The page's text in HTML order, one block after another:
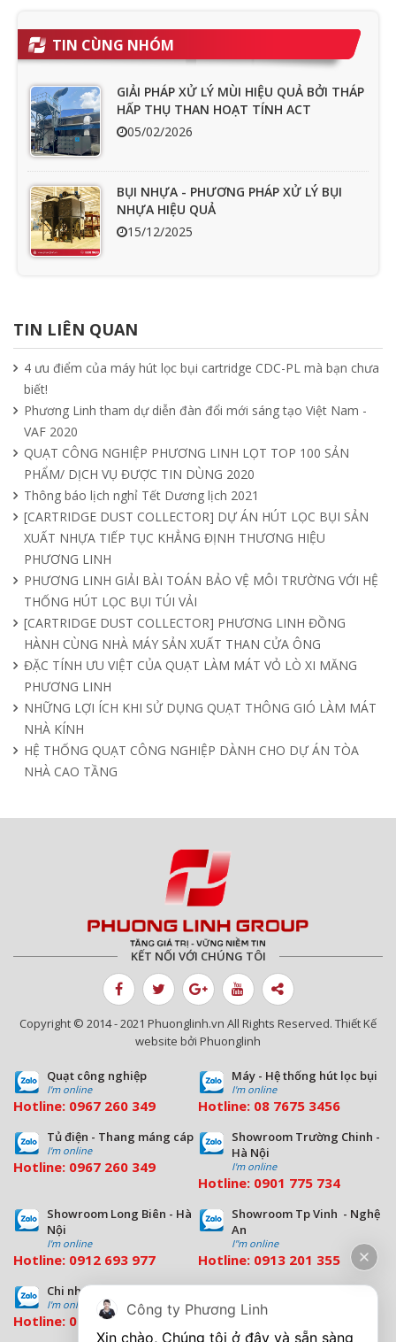
TIN CÙNG NHÓM
GIẢI PHÁP XỬ LÝ MÙI HIỆU QUẢ BỞI THÁP
HẤP THỤ THAN HOẠT TÍNH ACT
05/02/2026
BỤI NHỰA - PHƯƠNG PHÁP XỬ LÝ BỤI
NHỰA HIỆU QUẢ
15/12/2025
15/04/2025
11/04/2025
Quạt nồi hơi công nghiệp và cách phân
loại theo mục đích sử dụng chuẩn nhất
04/04/2025
TIN LIÊN QUAN
4 ưu điểm của máy hút lọc bụi cartridge CDC-PL mà bạn chưa
biết!
Phương Linh tham dự diễn đàn đổi mới sáng tạo Việt Nam -
VAF 2020
QUẠT CÔNG NGHIỆP PHƯƠNG LINH LỌT TOP 100 SẢN
PHẨM/ DỊCH VỤ ĐƯỢC TIN DÙNG 2020
Thông báo lịch nghỉ Tết Dương lịch 2021
[CARTRIDGE DUST COLLECTOR] DỰ ÁN HÚT LỌC BỤI SẢN
XUẤT NHỰA TIẾP TỤC KHẲNG ĐỊNH THƯƠNG HIỆU
PHƯƠNG LINH
PHƯƠNG LINH GIẢI BÀI TOÁN BẢO VỆ MÔI TRƯỜNG VỚI HỆ
THỐNG HÚT LỌC BỤI TÚI VẢI
[CARTRIDGE DUST COLLECTOR] PHƯƠNG LINH ĐỒNG
HÀNH CÙNG NHÀ MÁY SẢN XUẤT THAN CỬA ÔNG
ĐẶC TÍNH ƯU VIỆT CỦA QUẠT LÀM MÁT VỎ LÒ XI MĂNG
PHƯƠNG LINH
NHỮNG LỢI ÍCH KHI SỬ DỤNG QUẠT THÔNG GIÓ LÀM MÁT
NHÀ KÍNH
HỆ THỐNG QUẠT CÔNG NGHIỆP DÀNH CHO DỰ ÁN TÒA
NHÀ CAO TẦNG
KẾT NỐI VỚI CHÚNG TÔI
Copyright © 2014 - 2021 Phuonglinh.vn All Rights Reserved. Thiết Kế
website bởi Phuonglinh
Quạt công nghiệp
I'm online
Hotline: 0967 260 349
Máy - Hệ thống hút lọc bụi
I'm online
Hotline: 08 7675 3456
Tủ điện - Thang máng cáp
I'm online
Hotline: 0967 260 349
Showroom Trường Chinh -
Hà Nội
I'm online
Hotline: 0901 775 734
Showroom Long Biên - Hà
Nội
I'm online
Hotline: 0912 693 977
Showroom Tp Vinh - Nghệ
An
I''m online
Hotline: 0913 201 355
Chi nhánh Đà Nẵng
I'm online
Hotline: 0963 544 563
Chi nhánh Hồ Chí Minh
I'm online
Hotline:0909 503 696
Công ty Phương Linh
Xin chào, Chúng tôi ở đây và sẵn sàng